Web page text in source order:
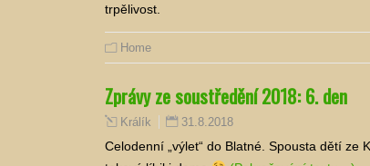
trpělivost.
Home
Zprávy ze soustředění 2018: 6. den
Králík 31.8.2018
Celodenní „výlet“ do Blatné. Spousta dětí ze